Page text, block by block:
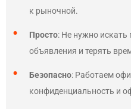
к рыночной.
Просто: Не нужно искать
объявления и терять
Безопасно: Работаем
конфиденциальность и